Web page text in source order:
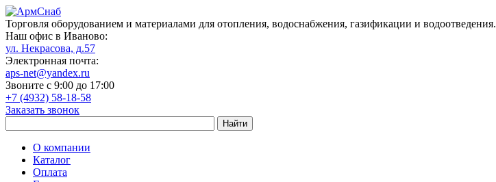
Торговля оборудованием и материалами для отопления, водоснабжения, газификации и водоотведения.
Наш офис в Иваново:
ул. Некрасова, д.57
Электронная почта:
aps-net@yandex.ru
Звоните с 9:00 до 17:00
+7 (4932) 58-18-58
Заказать звонок
О компании
Каталог
Оплата